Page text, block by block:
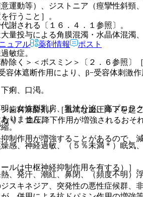
謝される〔１６．４．１参照〕。
除く＞＜ボスミン＞〔２．６参照
体遮断作用により、β−受容体刺激
科麻酔剤）［重篤な血圧降下を起
り、血圧降下作用が増強されるおそ
作用が増強することがあるので、
ルは中枢神経抑制作用を有する）］。
キネジア、突発性の悪性症候群、
運動等）、ジストニア（痙攣性斜
行うこと］。
投与による角膜混濁・水晶体混濁、
敏症。
痢、口渇。
女性型乳房、乳汁分泌、高プロラ
。
、神経過敏、（５％未満＊）眠気
発汗、潮紅、鼻閉、（頻度不明）
ュアル 薬剤情報 ポスト
りません。